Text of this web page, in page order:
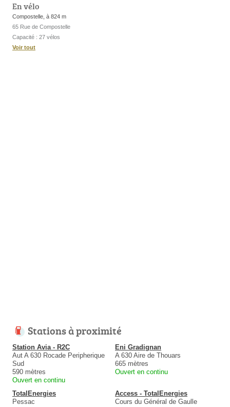
En vélo
Compostelle, à 824 m
65 Rue de Compostelle
Capacité : 27 vélos
Voir tout
Stations à proximité
Station Avia - R2C
Aut A 630 Rocade Peripherique
Sud
590 mètres
Ouvert en continu
Eni Gradignan
A 630 Aire de Thouars
665 mètres
Ouvert en continu
TotalEnergies
Pessac
Access - TotalEnergies
Cours du Général de Gaulle